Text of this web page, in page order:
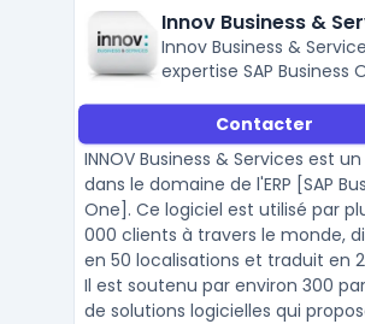
Innov Business &
Innov Business &
expertise SAP Business
Contacter
INNOV Business & Services est
dans le domaine de l'ERP [SAP
One]. Ce logiciel est utilisé par
000 clients à travers le monde,
en 50 localisations et traduit en
Il est soutenu par environ 300
de solutions logicielles qui